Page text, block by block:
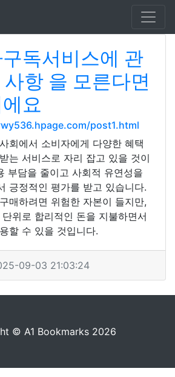
독서비스에 관
항 을 모른다면
요
post1.html
회에서 소비자에게 다양한 혜택
는 서비스로 자리 잡고 있을 것이
부담을 줄이고 사회적 유연성을
긍정적인 평가를 받고 있습니다.
매하려면 위험한 자본이 들지만,
위로 합리적인 돈을 지불하면서
할 수 있을 것입니다.
09-03 21:03:24
© A1 Bookmarks 2026